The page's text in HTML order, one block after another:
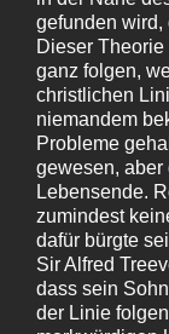
gefunden wird,
Dieser
ganz folgen,
christlichen
niemandem
Probleme
gewesen, aber
Lebensende.
zumindest
dafür bürgte
Sir Alfred
dass sein
der Linie